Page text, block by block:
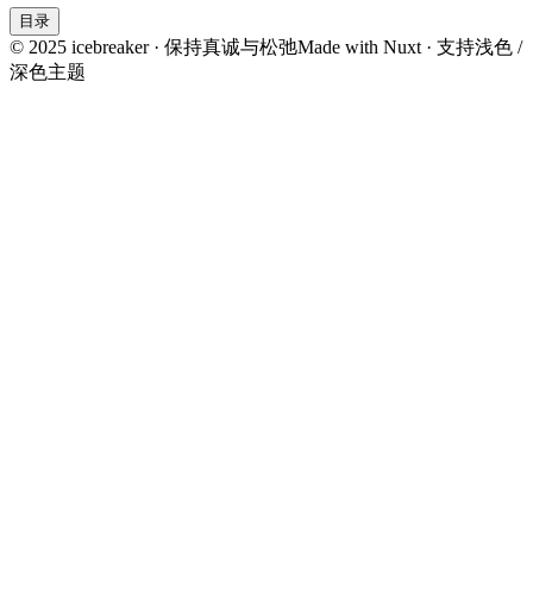
目录
© 2025 icebreaker · 保持真诚与松弛Made with Nuxt · 支持浅色 /
深色主题